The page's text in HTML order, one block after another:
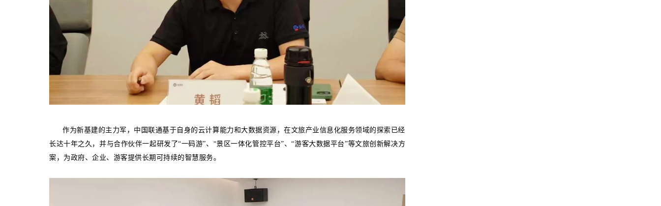
作为新基建的主力军，中国联通基于自身的云计算能力和大数据资源，在文旅产业信息化服务领域的探索已经
长达十年之久，并与合作伙伴一起研发了“一码游”、“景区一体化管控平台”、“游客大数据平台”等文旅创新解决方
案，为政府、企业、游客提供长期可持续的智慧服务。